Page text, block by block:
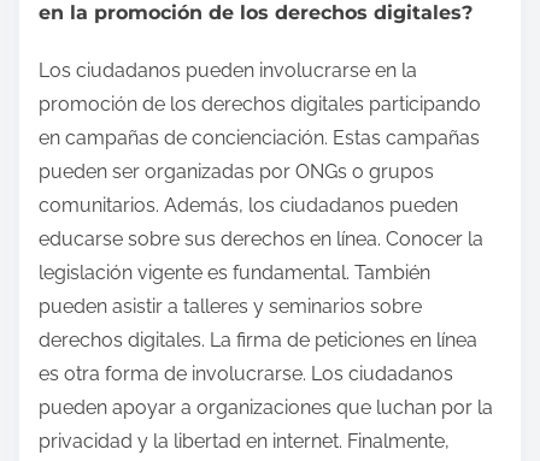
en la promoción de los derechos digitales?
Los ciudadanos pueden involucrarse en la
promoción de los derechos digitales participando
en campañas de concienciación. Estas campañas
pueden ser organizadas por ONGs o grupos
comunitarios. Además, los ciudadanos pueden
educarse sobre sus derechos en línea. Conocer la
legislación vigente es fundamental. También
pueden asistir a talleres y seminarios sobre
derechos digitales. La firma de peticiones en línea
es otra forma de involucrarse. Los ciudadanos
pueden apoyar a organizaciones que luchan por la
privacidad y la libertad en internet. Finalmente,